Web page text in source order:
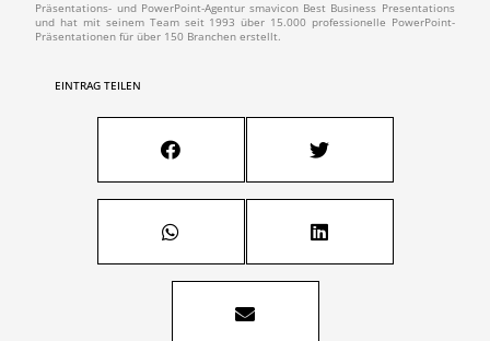
Präsentations- und PowerPoint-Agentur smavicon Best Business Presentations
und hat mit seinem Team seit 1993 über 15.000 professionelle PowerPoint-
Präsentationen für über 150 Branchen erstellt.
EINTRAG TEILEN